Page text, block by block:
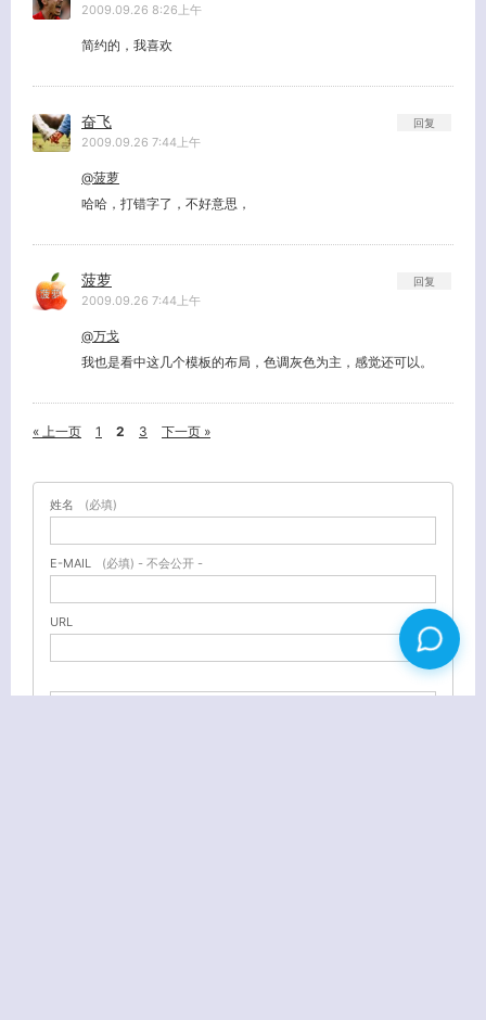
2009.09.26 8:26上午
简约的，我喜欢
奋飞
2009.09.26 7:44上午
@菠萝
哈哈，打错字了，不好意思，
回复
菠萝
2009.09.26 7:44上午
@万戈
我也是看中这几个模板的布局，色调灰色为主，感觉还可以。
回复
« 上一页 1 2 3 下一页 »
姓名 (必填)
E-MAIL (必填) - 不会公开 -
URL